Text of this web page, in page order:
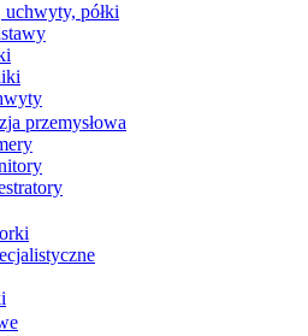
półki
przemysłowa